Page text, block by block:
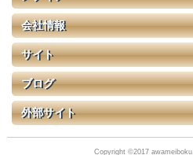
会社情報
サイト
ブログ
外部サイト
Copyright ©2017